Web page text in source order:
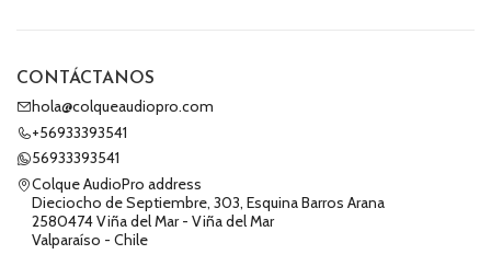
CONTÁCTANOS
hola@colqueaudiopro.com
+56933393541
56933393541
Colque AudioPro address
Dieciocho de Septiembre, 303, Esquina Barros Arana
2580474 Viña del Mar - Viña del Mar
Valparaíso - Chile